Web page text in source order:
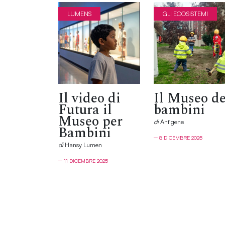
LUMENS
Il video di
Futura il
Museo per
Bambini
diHansy Lumen
─ 11 DICEMBRE 2025
GLI ECOSISTEMI
Il Museo
bambini
diAntìgene
─ 8 DICEMBRE 2025